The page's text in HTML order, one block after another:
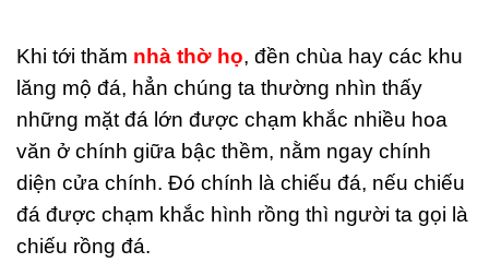
Khi tới thăm nhà thờ họ, đền chùa hay các khu
lăng mộ đá, hẳn chúng ta thường nhìn thấy
những mặt đá lớn được chạm khắc nhiều hoa
văn ở chính giữa bậc thềm, nằm ngay chính
diện cửa chính. Đó chính là chiếu đá, nếu chiếu
đá được chạm khắc hình rồng thì người ta gọi là
chiếu rồng đá.